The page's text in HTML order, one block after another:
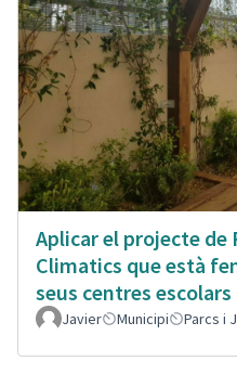
Aplicar el projecte de
Climatics que està
seus centres escolars
Javier Municipi Parcs i